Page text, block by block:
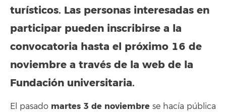
turísticos. Las personas interesadas en
participar pueden inscribirse a la
convocatoria hasta el próximo 16 de
noviembre a través de la web de la
Fundación universitaria.
El pasado martes 3 de noviembre se hacía pública